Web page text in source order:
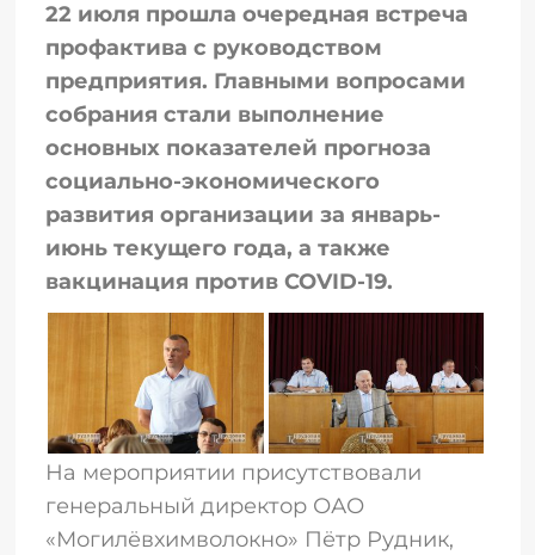
22 июля прошла очередная встреча
профактива с руководством
предприятия. Главными вопросами
собрания стали выполнение
основных показателей прогноза
социально-экономического
развития организации за январь-
июнь текущего года, а также
вакцинация против COVID-19.
На мероприятии присутствовали
генеральный директор ОАО
«Могилёвхимволокно» Пётр Рудник,